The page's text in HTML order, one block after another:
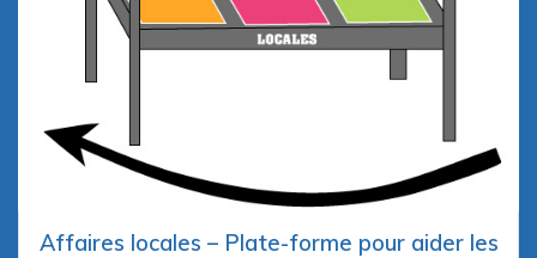
Affaires locales – Plate-forme pour aider les